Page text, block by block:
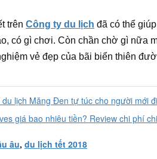
trên Công ty du lịch đã có thể
có gì chơi. Còn chần chờ gì nữa
vẻ đẹp của bãi biển thiên
du lịch Măng Đen tự túc cho người mới
giá bao nhiêu tiền? Review chi phí
âu, du lịch tết 2018